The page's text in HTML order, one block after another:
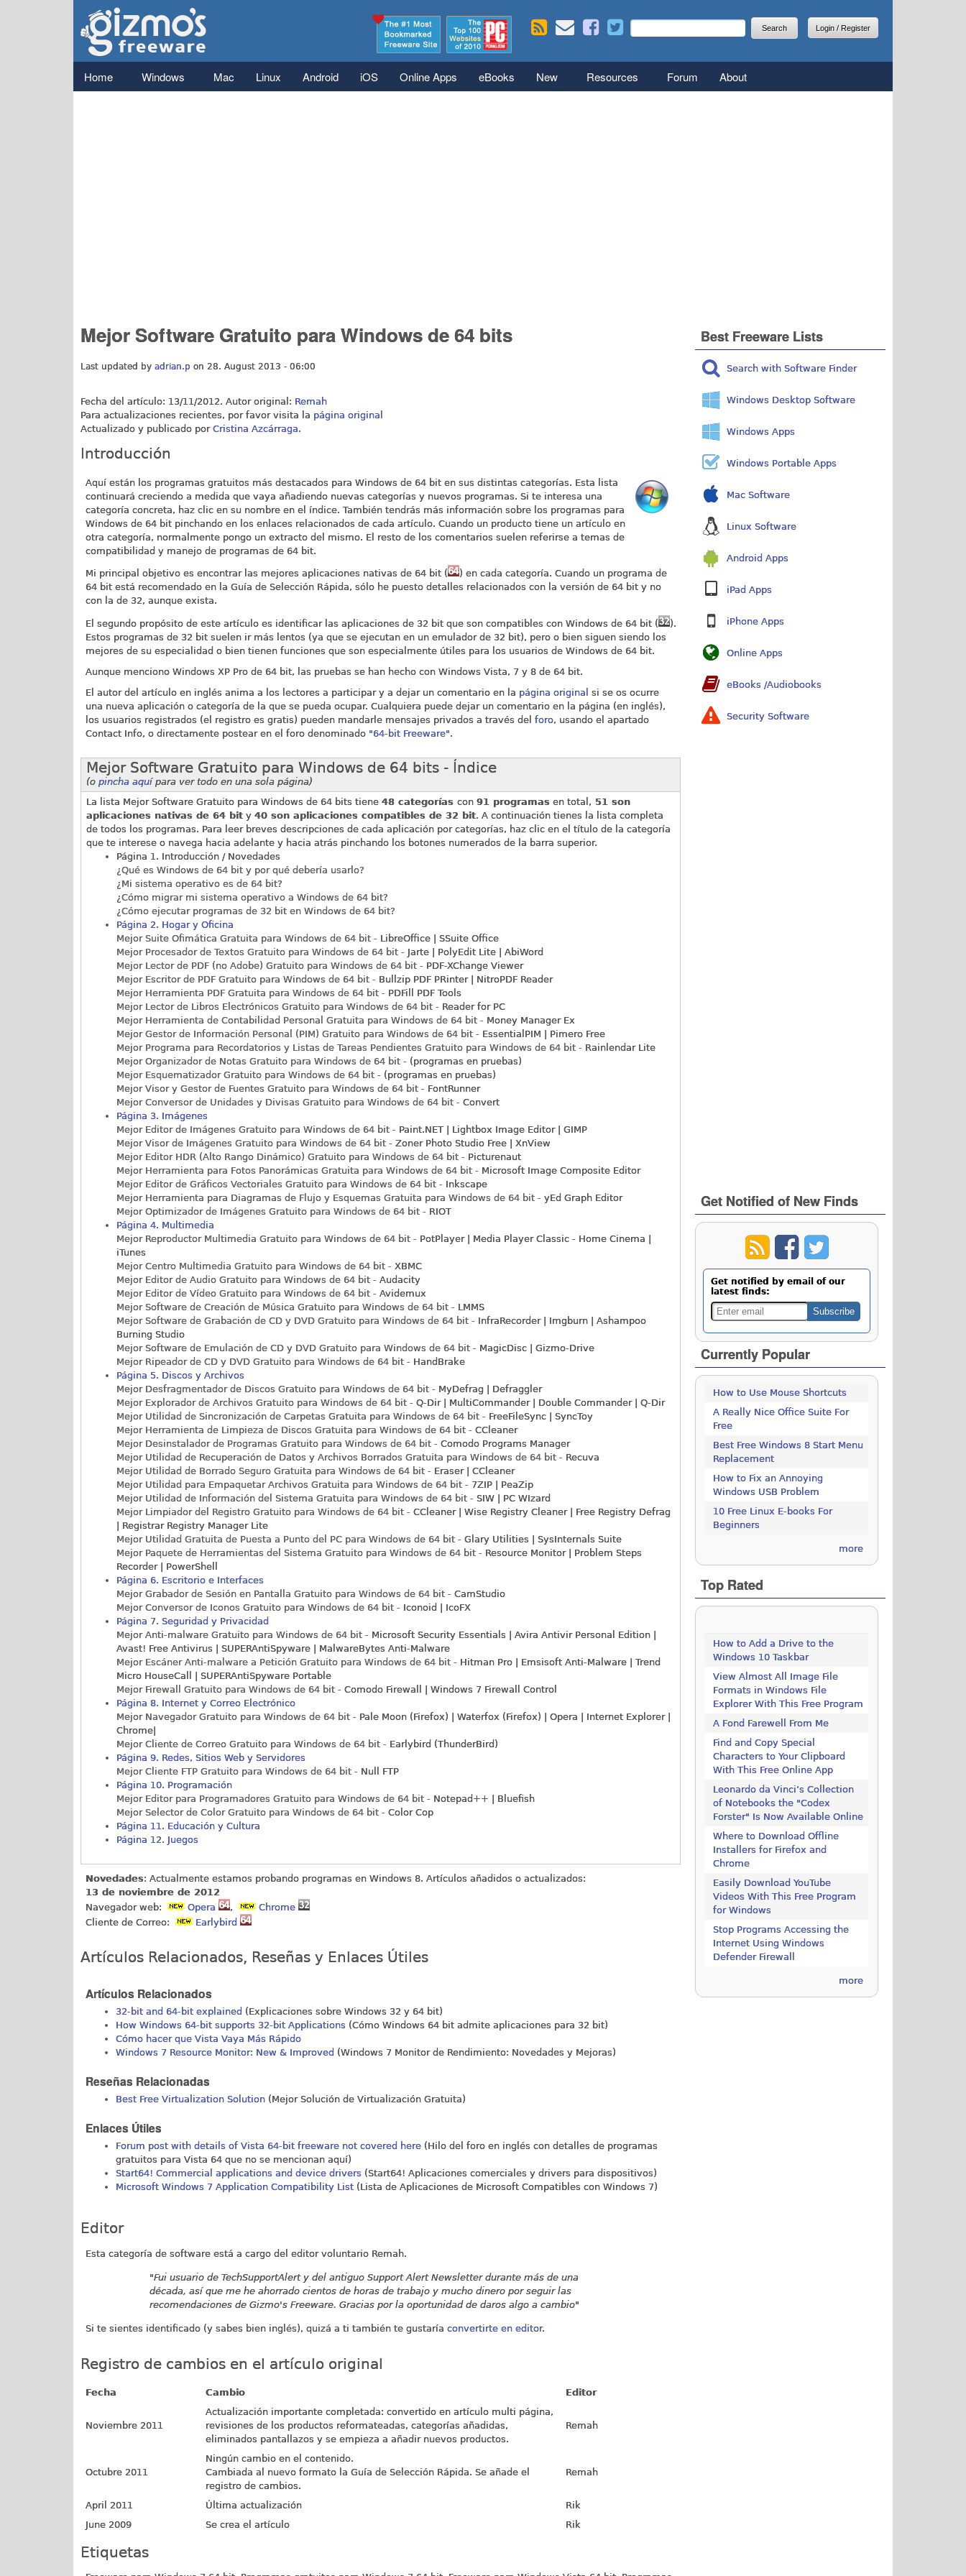
Gizmo's
Freeware
Search form
Search
Login / Register
Main menu
Home Windows Mac Linux Android iOS Online Apps eBooks New Resources Forum About
Mejor Software Gratuito para Windows de 64 bits
Last updated by adrian.p on 28. August 2013 - 06:00
Fecha del artículo: 13/11/2012. Autor original: Remah
Para actualizaciones recientes, por favor visita la página original
Actualizado y publicado por Cristina Azcárraga.
Introducción
Aquí están los programas gratuitos más destacados para Windows de 64 bit en sus distintas categorías. Esta lista
continuará creciendo a medida que vaya añadiendo nuevas categorías y nuevos programas. Si te interesa una
categoría concreta, haz clic en su nombre en el índice. También tendrás más información sobre los programas para
Windows de 64 bit pinchando en los enlaces relacionados de cada artículo. Cuando un producto tiene un artículo en
otra categoría, normalmente pongo un extracto del mismo. El resto de los comentarios suelen referirse a temas de
compatibilidad y manejo de programas de 64 bit.
Mi principal objetivo es encontrar las mejores aplicaciones nativas de 64 bit (
) en cada categoría. Cuando un programa de
64 bit está recomendado en la Guía de Selección Rápida, sólo he puesto detalles relacionados con la versión de 64 bit y no
con la de 32, aunque exista.
El segundo propósito de este artículo es identificar las aplicaciones de 32 bit que son compatibles con Windows de 64 bit (
).
Estos programas de 32 bit suelen ir más lentos (ya que se ejecutan en un emulador de 32 bit), pero o bien siguen siendo los
mejores de su especialidad o bien tienen funciones que son especialmente útiles para los usuarios de Windows de 64 bit.
Aunque menciono Windows XP Pro de 64 bit, las pruebas se han hecho con Windows Vista, 7 y 8 de 64 bit.
El autor del artículo en inglés anima a los lectores a participar y a dejar un comentario en la página original si se os ocurre
una nueva aplicación o categoría de la que se pueda ocupar. Cualquiera puede dejar un comentario en la página (en inglés),
los usuarios registrados (el registro es gratis) pueden mandarle mensajes privados a través del foro, usando el apartado
Contact Info, o directamente postear en el foro denominado "64-bit Freeware".
Mejor Software Gratuito para Windows de 64 bits - Índice
(o pincha aquípara ver todo en una sola página)
La lista Mejor Software Gratuito para Windows de 64 bits tiene 48 categorías con 91 programas en total, 51 son
aplicaciones nativas de 64 bity 40 son aplicaciones compatibles de 32 bit. A continuación tienes la lista completa
de todos los programas. Para leer breves descripciones de cada aplicación por categorías, haz clic en el título de la categoría
que te interese o navega hacia adelante y hacia atrás pinchando los botones numerados de la barra superior.
Página 1. Introducción / Novedades
¿Qué es Windows de 64 bit y por qué debería usarlo?
¿Mi sistema operativo es de 64 bit?
¿Cómo migrar mi sistema operativo a Windows de 64 bit?
¿Cómo ejecutar programas de 32 bit en Windows de 64 bit?
Página 2. Hogar y Oficina
Mejor Suite Ofimática Gratuita para Windows de 64 bit - LibreOffice | SSuite Office
Mejor Procesador de Textos Gratuito para Windows de 64 bit - Jarte | PolyEdit Lite | AbiWord
Mejor Lector de PDF (no Adobe) Gratuito para Windows de 64 bit - PDF-XChange Viewer
Mejor Escritor de PDF Gratuito para Windows de 64 bit - Bullzip PDF PRinter | NitroPDF Reader
Mejor Herramienta PDF Gratuita para Windows de 64 bit - PDFill PDF Tools
Mejor Lector de Libros Electrónicos Gratuito para Windows de 64 bit - Reader for PC
Mejor Herramienta de Contabilidad Personal Gratuita para Windows de 64 bit - Money Manager Ex
Mejor Gestor de Información Personal (PIM) Gratuito para Windows de 64 bit - EssentialPIM | Pimero Free
Mejor Programa para Recordatorios y Listas de Tareas Pendientes Gratuito para Windows de 64 bit - Rainlendar Lite
Mejor Organizador de Notas Gratuito para Windows de 64 bit - (programas en pruebas)
Mejor Esquematizador Gratuito para Windows de 64 bit - (programas en pruebas)
Mejor Visor y Gestor de Fuentes Gratuito para Windows de 64 bit - FontRunner
Mejor Conversor de Unidades y Divisas Gratuito para Windows de 64 bit - Convert
Página 3. Imágenes
Mejor Editor de Imágenes Gratuito para Windows de 64 bit - Paint.NET| Lightbox Image Editor | GIMP
Mejor Visor de Imágenes Gratuito para Windows de 64 bit - Zoner Photo Studio Free | XnView
Mejor Editor HDR (Alto Rango Dinámico) Gratuito para Windows de 64 bit - Picturenaut
Mejor Herramienta para Fotos Panorámicas Gratuita para Windows de 64 bit - Microsoft Image Composite Editor
Mejor Editor de Gráficos Vectoriales Gratuito para Windows de 64 bit - Inkscape
Mejor Herramienta para Diagramas de Flujo y Esquemas Gratuita para Windows de 64 bit - yEd Graph Editor
Mejor Optimizador de Imágenes Gratuito para Windows de 64 bit - RIOT
Página 4. Multimedia
Mejor Reproductor Multimedia Gratuito para Windows de 64 bit - PotPlayer | Media Player Classic - Home Cinema |
iTunes
Mejor Centro Multimedia Gratuito para Windows de 64 bit - XBMC
Mejor Editor de Audio Gratuito para Windows de 64 bit - Audacity
Mejor Editor de Vídeo Gratuito para Windows de 64 bit - Avidemux
Mejor Software de Creación de Música Gratuito para Windows de 64 bit - LMMS
Mejor Software de Grabación de CD y DVD Gratuito para Windows de 64 bit - InfraRecorder | Imgburn | Ashampoo
Burning Studio
Mejor Software de Emulación de CD y DVD Gratuito para Windows de 64 bit - MagicDisc | Gizmo-Drive
Mejor Ripeador de CD y DVD Gratuito para Windows de 64 bit - HandBrake
Página 5. Discos y Archivos
Mejor Desfragmentador de Discos Gratuito para Windows de 64 bit - MyDefrag | Defraggler
Mejor Explorador de Archivos Gratuito para Windows de 64 bit - Q-Dir | MultiCommander | Double Commander | Q-Dir
Mejor Utilidad de Sincronización de Carpetas Gratuita para Windows de 64 bit - FreeFileSync | SyncToy
Mejor Herramienta de Limpieza de Discos Gratuita para Windows de 64 bit - CCleaner
Mejor Desinstalador de Programas Gratuito para Windows de 64 bit - Comodo Programs Manager
Mejor Utilidad de Recuperación de Datos y Archivos Borrados Gratuita para Windows de 64 bit - Recuva
Mejor Utilidad de Borrado Seguro Gratuita para Windows de 64 bit - Eraser | CCleaner
Mejor Utilidad para Empaquetar Archivos Gratuita para Windows de 64 bit - 7ZIP | PeaZip
Mejor Utilidad de Información del Sistema Gratuita para Windows de 64 bit - SIW | PC WIzard
Mejor Limpiador del Registro Gratuito para Windows de 64 bit - CCleaner | Wise Registry Cleaner | Free Registry Defrag
| Registrar Registry Manager Lite
Mejor Utilidad Gratuita de Puesta a Punto del PC para Windows de 64 bit - Glary Utilities | SysInternals Suite
Mejor Paquete de Herramientas del Sistema Gratuito para Windows de 64 bit - Resource Monitor | Problem Steps
Recorder | PowerShell
Página 6. Escritorio e Interfaces
Mejor Grabador de Sesión en Pantalla Gratuito para Windows de 64 bit - CamStudio
Mejor Conversor de Iconos Gratuito para Windows de 64 bit - Iconoid | IcoFX
Página 7. Seguridad y Privacidad
Mejor Anti-malware Gratuito para Windows de 64 bit - Microsoft Security Essentials | Avira Antivir Personal Edition |
Avast! Free Antivirus | SUPERAntiSpyware | MalwareBytes Anti-Malware
Mejor Escáner Anti-malware a Petición Gratuito para Windows de 64 bit - Hitman Pro | Emsisoft Anti-Malware | Trend
Micro HouseCall | SUPERAntiSpyware Portable
Mejor Firewall Gratuito para Windows de 64 bit - Comodo Firewall | Windows 7 Firewall Control
Página 8. Internet y Correo Electrónico
Mejor Navegador Gratuito para Windows de 64 bit - Pale Moon (Firefox) | Waterfox (Firefox) | Opera | Internet Explorer |
Chrome|
Mejor Cliente de Correo Gratuito para Windows de 64 bit - Earlybird (ThunderBird)
Página 9. Redes, Sitios Web y Servidores
Mejor Cliente FTP Gratuito para Windows de 64 bit - Null FTP
Página 10. Programación
Mejor Editor para Programadores Gratuito para Windows de 64 bit - Notepad++ | Bluefish
Mejor Selector de Color Gratuito para Windows de 64 bit - Color Cop
Página 11. Educación y Cultura
Página 12. Juegos
Novedades: Actualmente estamos probando programas en Windows 8. Artículos añadidos o actualizados:
13 de noviembre de 2012
Navegador web:
Opera ,
Chrome
Cliente de Correo:
Earlybird
Artículos Relacionados, Reseñas y Enlaces Útiles
Artículos Relacionados
32-bit and 64-bit explained (Explicaciones sobre Windows 32 y 64 bit)
How Windows 64-bit supports 32-bit Applications (Cómo Windows 64 bit admite aplicaciones para 32 bit)
Cómo hacer que Vista Vaya Más Rápido
Windows 7 Resource Monitor: New & Improved (Windows 7 Monitor de Rendimiento: Novedades y Mejoras)
Reseñas Relacionadas
Best Free Virtualization Solution(Mejor Solución de Virtualización Gratuita)
Enlaces Útiles
Forum post with details of Vista 64-bit freeware not covered here(Hilo del foro en inglés con detalles de programas
gratuitos para Vista 64 que no se mencionan aquí)
Start64! Commercial applications and device drivers (Start64! Aplicaciones comerciales y drivers para dispositivos)
Microsoft Windows 7 Application Compatibility List(Lista de Aplicaciones de Microsoft Compatibles con Windows 7)
Editor
Esta categoría de software está a cargo del editor voluntario Remah.
"Fui usuario de TechSupportAlert y del antiguo Support Alert Newsletter durante más de una
década, así que me he ahorrado cientos de horas de trabajo y mucho dinero por seguir las
recomendaciones de Gizmo's Freeware. Gracias por la oportunidad de daros algo a cambio"
Si te sientes identificado (y sabes bien inglés), quizá a ti también te gustaría convertirte en editor.
Registro de cambios en el artículo original
Fecha Cambio Editor
Noviembre 2011
Actualización importante completada: convertido en artículo multi página,
revisiones de los productos reformateadas, categorías añadidas,
eliminados pantallazos y se empieza a añadir nuevos productos.
Remah
Octubre 2011
Ningún cambio en el contenido.
Cambiada al nuevo formato la Guía de Selección Rápida. Se añade el
registro de cambios.
Remah
April 2011 Última actualización
Rik
June 2009
Se crea el artículo Rik
Etiquetas
Best Freeware Lists
Search with Software Finder
Windows Desktop Software
Windows Apps
Windows Portable Apps
Mac Software
Linux Software
Android Apps
iPad Apps
iPhone Apps
Online Apps
eBooks /Audiobooks
Security Software
Get Notified of New Finds
Get notified by email of our
latest finds:
Currently Popular
How to Use Mouse Shortcuts
A Really Nice Office Suite For
Free
Best Free Windows 8 Start Menu
Replacement
How to Fix an Annoying
Windows USB Problem
10 Free Linux E-books For
Beginners
more
Top Rated
How to Add a Drive to the
Windows 10 Taskbar
View Almost All Image File
Formats in Windows File
Explorer With This Free Program
A Fond Farewell From Me
Find and Copy Special
Characters to Your Clipboard
With This Free Online App
Leonardo da Vinci’s Collection
of Notebooks the "Codex
Forster" Is Now Available Online
Where to Download Offline
Installers for Firefox and
Chrome
Easily Download YouTube
Videos With This Free Program
for Windows
Stop Programs Accessing the
Internet Using Windows
Defender Firewall
more